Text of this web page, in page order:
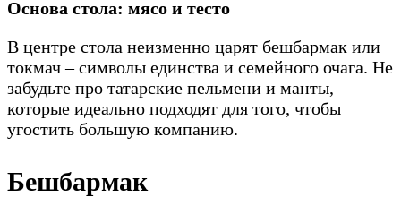
Основа стола: мясо и тесто
В центре стола неизменно царят бешбармак или
токмач – символы единства и семейного очага. Не
забудьте про татарские пельмени и манты,
которые идеально подходят для того, чтобы
угостить большую компанию.
Бешбармак